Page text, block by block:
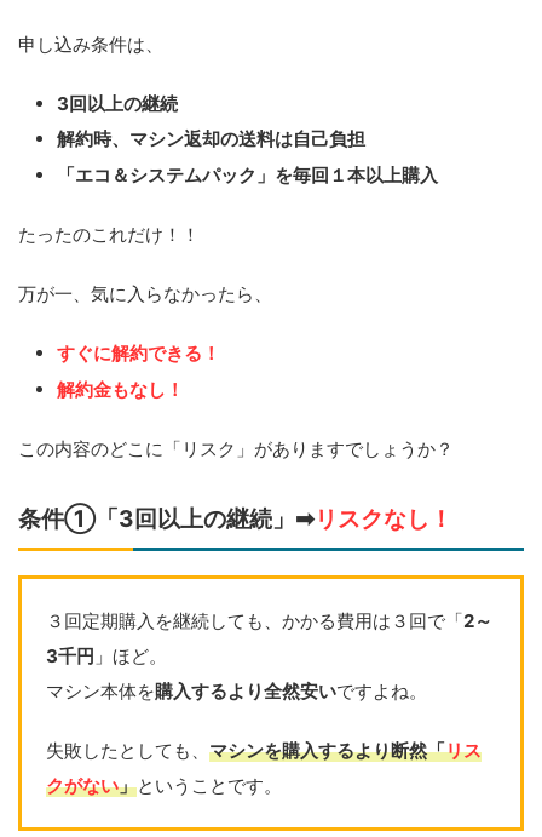
申し込み条件は、
3回以上の継続
解約時、マシン返却の送料は自己負担
「エコ＆システムパック」を毎回１本以上購入
たったのこれだけ！！
万が一、気に入らなかったら、
すぐに解約できる！
解約金もなし！
この内容のどこに「リスク」がありますでしょうか？
条件①「3回以上の継続」➡リスクなし！
３回定期購入を継続しても、かかる費用は３回で「2～
3千円 」ほど。
マシン本体を購入するより全然安いですよね。
失敗したとしても、 マシンを購入するより断然「リス
クがない」ということです。